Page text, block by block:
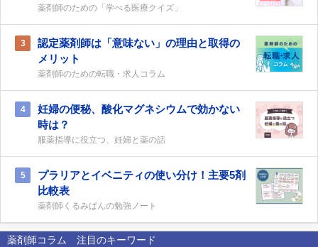
薬剤師のための「学べる医療クイズ」
3
認定薬剤師は「意味ない」の理由と取得の
メリット
薬剤師のための転職・求人コラム
4
妊婦の便秘、酸化マグネシウムで効かない
時は？
服薬指導に役立つ、妊婦と薬の話
5
プラリアとイベニティの使い分け！主要5剤
比較表
薬剤師くるみぱんの勉強ノート
薬剤師コラム 注目のキーワード